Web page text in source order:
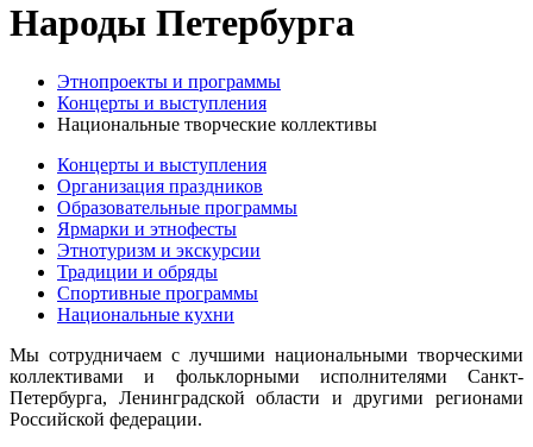
Народы Петербурга
Этнопроекты и программы
Концерты и выступления
Национальные творческие коллективы
Концерты и выступления
Организация праздников
Образовательные программы
Ярмарки и этнофесты
Этнотуризм и экскурсии
Традиции и обряды
Спортивные программы
Национальные кухни
Мы сотрудничаем с лучшими национальными творческими
коллективами и фольклорными исполнителями Санкт-
Петербурга, Ленинградской области и другими регионами
Российской федерации.